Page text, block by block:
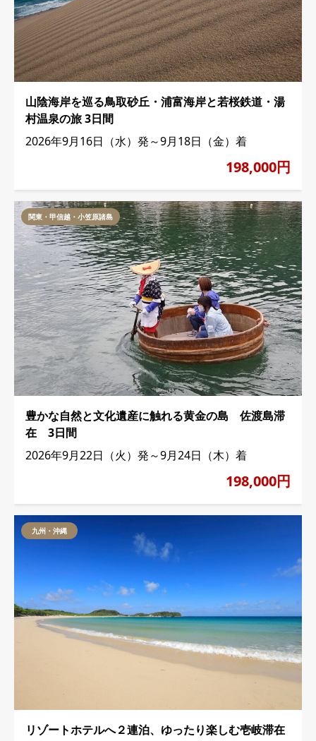
山陰海岸を巡る鳥取砂丘・浦富海岸と若桜鉄道・湯
村温泉の旅 3日間
2026年9月16日（水）発～9月18日（金）着
198,000円
関東・甲信越・小笠原諸島
豊かな自然と文化遺産に触れる黄金の島 佐渡島滞
在 3日間
2026年9月22日（火）発～9月24日（木）着
198,000円
九州・沖縄
リゾートホテルへ２連泊、ゆったり楽しむ壱岐滞在